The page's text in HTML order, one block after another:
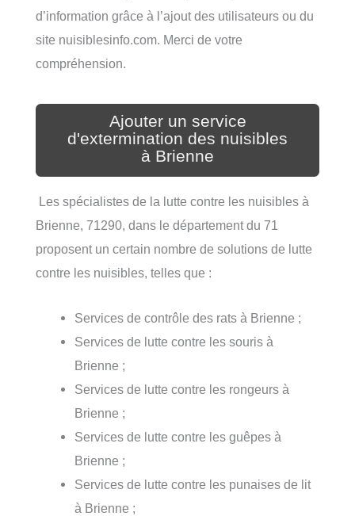
d’information grâce à l’ajout des utilisateurs ou du
site nuisiblesinfo.com. Merci de votre
compréhension.
Ajouter un service
d'extermination des nuisibles
à Brienne
Les spécialistes de la lutte contre les nuisibles à
Brienne, 71290, dans le département du 71
proposent un certain nombre de solutions de lutte
contre les nuisibles, telles que :
Services de contrôle des rats à Brienne ;
Services de lutte contre les souris à
Brienne ;
Services de lutte contre les rongeurs à
Brienne ;
Services de lutte contre les guêpes à
Brienne ;
Services de lutte contre les punaises de lit
à Brienne ;